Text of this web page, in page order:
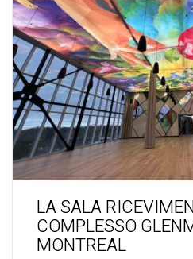
LA SALA
COMPLESSO
MONTREAL